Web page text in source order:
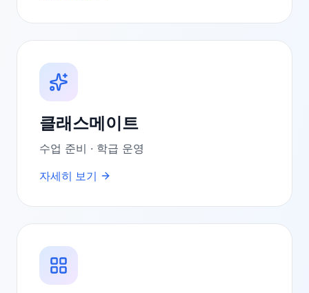
클래스메이트
수업 준비 · 학급 운영
자세히 보기